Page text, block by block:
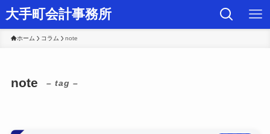
大手町会計事務所
ホーム コラム note
note – tag –